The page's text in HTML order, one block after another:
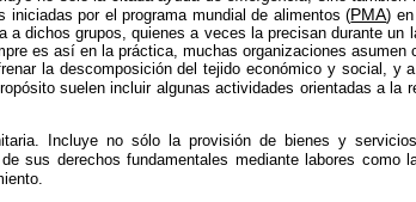
iniciadas por elprograma mundial de alimentos (PMA)
dichos grupos, quienes a veces la precisan durante un
es así en la práctica, muchas organizaciones asumen
la descomposición del tejido económico y social, y
suelen incluir algunas actividades orientadas a la
Incluye no sólo la provisión de bienes y
sus derechos fundamentales mediante labores como